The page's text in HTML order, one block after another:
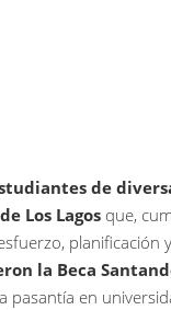
de
Los Lagos que,
planificación
la Beca
pasantía en